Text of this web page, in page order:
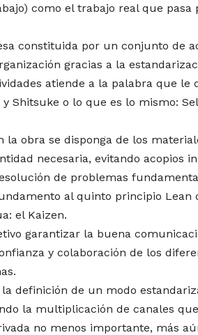
como el trabajo real que pasa
constituida por un conjunto de
gracias a la
atiende a la palabra que
y Shitsuke o lo que es lo mismo:
la obra se disponga de los
necesaria, evitando acopios
de problemas
al quinto principio Lean
el Kaizen.
garantizar la buena
y colaboración de los
definición de un modo
la multiplicación de canales
no menos importante, más